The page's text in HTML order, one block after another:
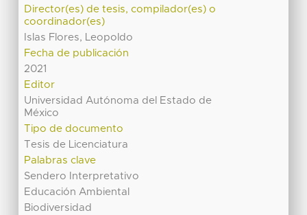
Director(es) de tesis, compilador(es) o
coordinador(es)
Islas Flores, Leopoldo
Fecha de publicación
2021
Editor
Universidad Autónoma del Estado de
México
Tipo de documento
Tesis de Licenciatura
Palabras clave
Sendero Interpretativo
Educación Ambiental
Biodiversidad